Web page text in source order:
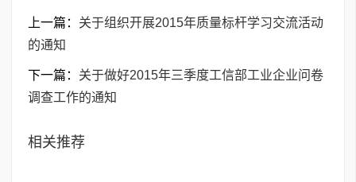
上一篇： 关于组织开展2015年质量标杆学习交流活动
的通知
下一篇： 关于做好2015年三季度工信部工业企业问卷
调查工作的通知
相关推荐